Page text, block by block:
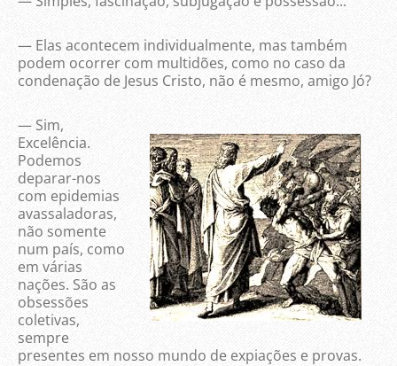
— Elas acontecem individualmente, mas também
podem ocorrer com multidões, como no caso da
condenação de Jesus Cristo, não é mesmo, amigo Jó?
— Sim,
Excelência.
Podemos
deparar-nos
com epidemias
avassaladoras,
não somente
num país, como
em várias
nações. São as
obsessões
coletivas,
sempre
presentes em nosso mundo de expiações e provas.